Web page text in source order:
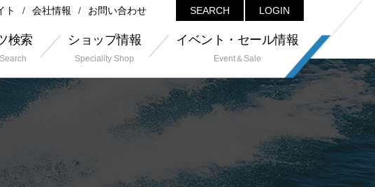
ト 会社情報 お問い合わせ SEARCH LOGIN
検索 ショップ情報
Speciality Shop
イベント・セール情報
Event＆Sale